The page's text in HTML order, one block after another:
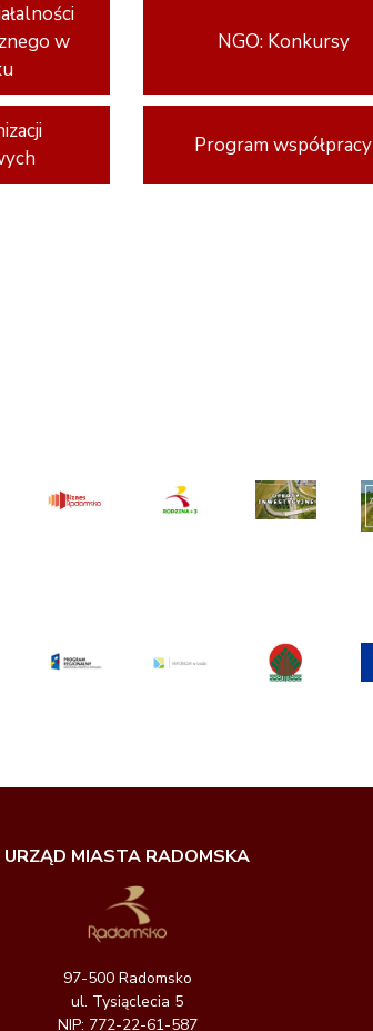
w
NGO: Konkursy
Program współpracy
URZĄD MIASTA RADOMSKA
97-500 Radomsko
ul. Tysiąclecia 5
NIP: 772-22-61-587